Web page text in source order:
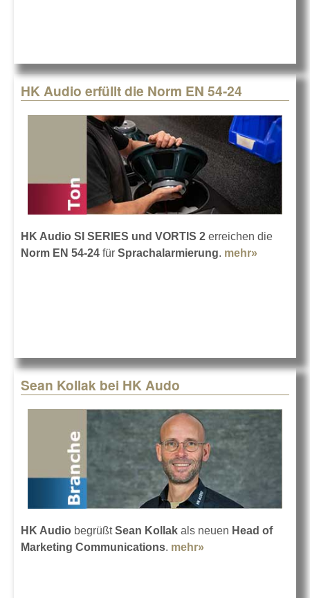
HK Audio erfüllt die Norm EN 54-24
HK Audio SI SERIES und VORTIS 2 erreichen die
Norm EN 54-24 für Sprachalarmierung. mehr»
Sean Kollak bei HK Audo
HK Audio begrüßtSean Kollak als neuen Head of
Marketing Communications. mehr»